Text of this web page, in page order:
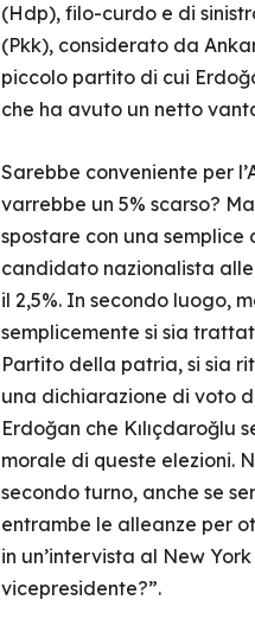
(Hdp), filo-curdo e di
(Pkk), considerato da
piccolo partito di cui
che ha avuto un netto
Sarebbe conveniente per
varrebbe un 5% scarso?
spostare con una
candidato nazionalista
il 2,5%. In secondo luogo,
semplicemente si sia
Partito della patria, si sia
una dichiarazione di voto
Erdoğan che
morale di queste elezioni.
secondo turno, anche se
entrambe le alleanze per
in un’intervista al New
vicepresidente?”.